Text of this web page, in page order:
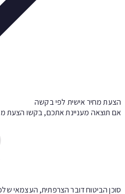
מחיר אישית לפי בקשה
תוצאה מעניינת אתכם, בקשו הצעת